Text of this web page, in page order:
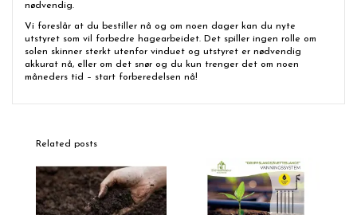
nødvendig.
Vi foreslår at du bestiller nå og om noen dager kan du nyte
utstyret som vil forbedre hagearbeidet. Det spiller ingen rolle om
solen skinner sterkt utenfor vinduet og utstyret er nødvendig
akkurat nå, eller om det snør og du kun trenger det om noen
måneders tid – start forberedelsen nå!
Related posts